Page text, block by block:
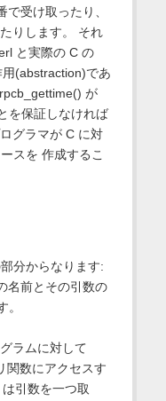
受け取ったり、
りします。 それ
と実際の C の
(abstraction)であ
が
を保証しなければ
グラマが C に対
スを 作成するこ
分からなります:
名前とその引数の
ラムに対して
関数にアクセスす
引数を一つ取